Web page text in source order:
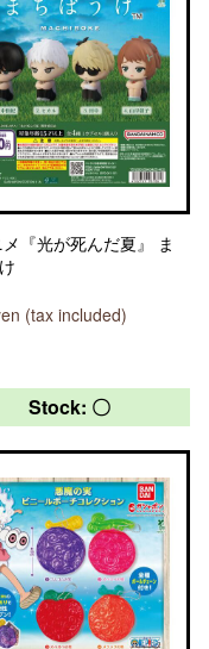
『光が死んだ夏』 ま
(tax included)
Stock: 〇